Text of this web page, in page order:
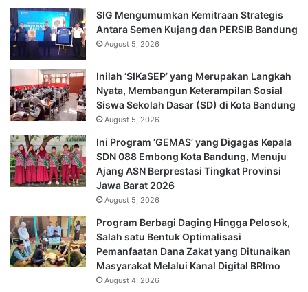
SIG Mengumumkan Kemitraan Strategis
Antara Semen Kujang dan PERSIB Bandung
August 5, 2026
Inilah ‘SIKaSEP’ yang Merupakan Langkah
Nyata, Membangun Keterampilan Sosial
Siswa Sekolah Dasar (SD) di Kota Bandung
August 5, 2026
Ini Program ‘GEMAS’ yang Digagas Kepala
SDN 088 Embong Kota Bandung, Menuju
Ajang ASN Berprestasi Tingkat Provinsi
Jawa Barat 2026
August 5, 2026
Program Berbagi Daging Hingga Pelosok,
Salah satu Bentuk Optimalisasi
Pemanfaatan Dana Zakat yang Ditunaikan
Masyarakat Melalui Kanal Digital BRImo
August 4, 2026